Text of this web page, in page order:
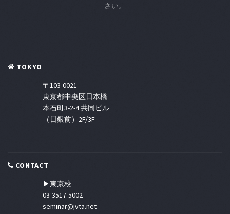
さい。
TOKYO
〒103-0021
東京都中央区日本橋
本石町3-2-4 共同ビル
（日銀前）2F/3F
CONTACT
▶東京校
03-3517-5002
seminar@jvta.net